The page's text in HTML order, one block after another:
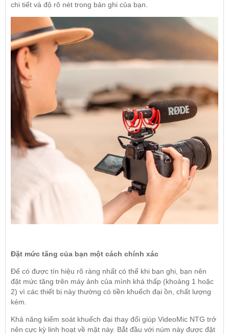
chi tiết và độ rõ nét trong bản ghi của bạn.
Đặt mức tăng của bạn một cách chính xác
Để có được tín hiệu rõ ràng nhất có thể khi bạn ghi, bạn nên
đặt mức tăng trên máy ảnh của mình khá thấp (khoảng 1 hoặc
2) vì các thiết bị này thường có tiền khuếch đại ồn, chất lượng
kém.
Khả năng kiểm soát khuếch đại thay đổi giúp VideoMic NTG trở
nên cực kỳ linh hoạt về mặt này. Bắt đầu với núm này được đặt